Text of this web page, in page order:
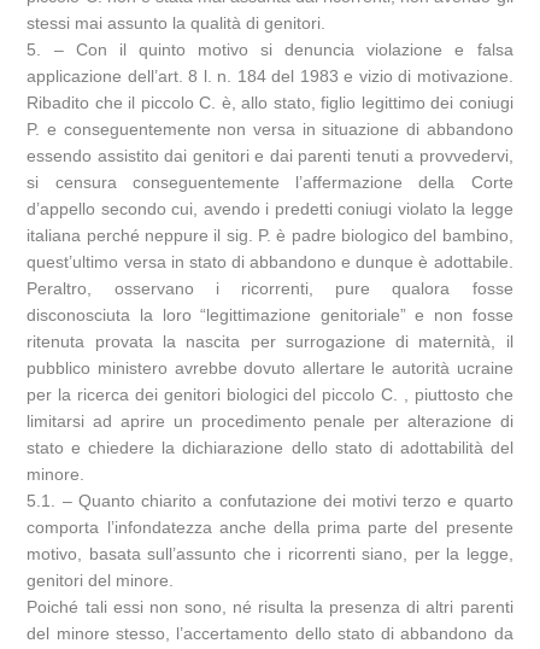
stessi mai assunto la qualità di genitori.
5. – Con il quinto motivo si denuncia violazione e falsa
applicazione dell’art. 8 l. n. 184 del 1983 e vizio di motivazione.
Ribadito che il piccolo C. è, allo stato, figlio legittimo dei coniugi
P. e conseguentemente non versa in situazione di abbandono
essendo assistito dai genitori e dai parenti tenuti a provvedervi,
si censura conseguentemente l’affermazione della Corte
d’appello secondo cui, avendo i predetti coniugi violato la legge
italiana perché neppure il sig. P. è padre biologico del bambino,
quest’ultimo versa in stato di abbandono e dunque è adottabile.
Peraltro, osservano i ricorrenti, pure qualora fosse
disconosciuta la loro “legittimazione genitoriale” e non fosse
ritenuta provata la nascita per surrogazione di maternità, il
pubblico ministero avrebbe dovuto allertare le autorità ucraine
per la ricerca dei genitori biologici del piccolo C. , piuttosto che
limitarsi ad aprire un procedimento penale per alterazione di
stato e chiedere la dichiarazione dello stato di adottabilità del
minore.
5.1. – Quanto chiarito a confutazione dei motivi terzo e quarto
comporta l’infondatezza anche della prima parte del presente
motivo, basata sull’assunto che i ricorrenti siano, per la legge,
genitori del minore.
Poiché tali essi non sono, né risulta la presenza di altri parenti
del minore stesso, l’accertamento dello stato di abbandono da